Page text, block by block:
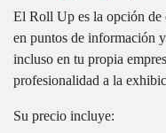
El Roll Up es la opción de
en puntos de información
incluso en tu propia
profesionalidad a la
Su precio incluye: